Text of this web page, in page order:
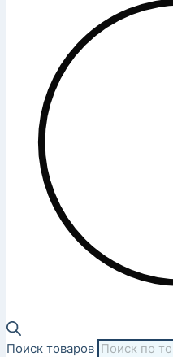
Поиск товаров